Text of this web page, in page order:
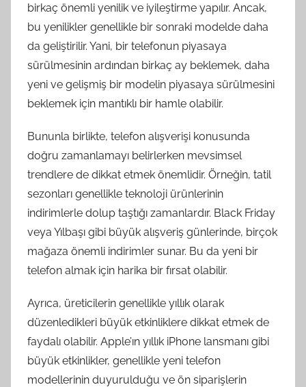
birkaç önemli yenilik ve iyileştirme yapılır. Ancak,
bu yenilikler genellikle bir sonraki modelde daha
da geliştirilir. Yani, bir telefonun piyasaya
sürülmesinin ardından birkaç ay beklemek, daha
yeni ve gelişmiş bir modelin piyasaya sürülmesini
beklemek için mantıklı bir hamle olabilir.
Bununla birlikte, telefon alışverişi konusunda
doğru zamanlamayı belirlerken mevsimsel
trendlere de dikkat etmek önemlidir. Örneğin, tatil
sezonları genellikle teknoloji ürünlerinin
indirimlerle dolup taştığı zamanlardır. Black Friday
veya Yılbaşı gibi büyük alışveriş günlerinde, birçok
mağaza önemli indirimler sunar. Bu da yeni bir
telefon almak için harika bir fırsat olabilir.
Ayrıca, üreticilerin genellikle yıllık olarak
düzenledikleri büyük etkinliklere dikkat etmek de
faydalı olabilir. Apple’ın yıllık iPhone lansmanı gibi
büyük etkinlikler, genellikle yeni telefon
modellerinin duyurulduğu ve ön siparişlerin